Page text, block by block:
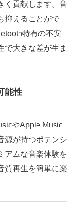
く貢献します。音
抑えることがで
特有の不安
で大きな差が生ま
能性
やApple Music
源が持つポテンシ
アムな音楽体験を
質再生を簡単に楽